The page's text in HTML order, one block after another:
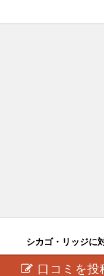
シカゴ・リッジに
口コミを投